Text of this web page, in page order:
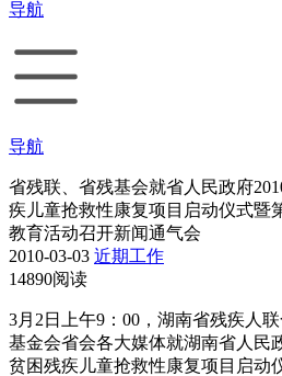
导航
导航
省残联、省残基会就省人民政府
疾儿童抢救性康复项目启动仪式暨
教育活动召开新闻通气会
2010-03-03 近期工作
14890阅读
3月2日上午9：00，湖南省残疾人
基金会省会各大媒体就湖南省人民
贫困残疾儿童抢救性康复项目启动